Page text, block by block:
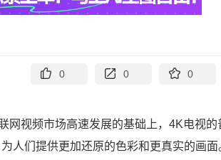
0 0 0
网视频市场高速发展的基础上，4K电视的
人们提供更加还原的色彩和更真实的画面